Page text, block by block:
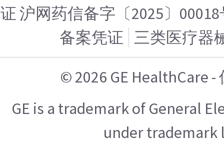
证 沪网药信备字〔2025〕
备案凭证 三类医疗器
© 2026 GE HealthCare
GE is a trademark of General
under trademark